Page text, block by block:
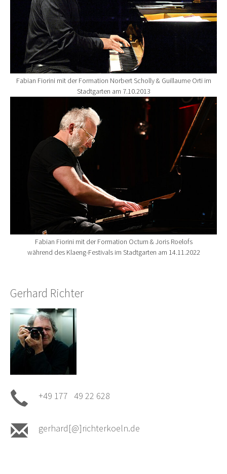
Fabian Fiorini mit der Formation Norbert Scholly & Guillaume Orti im
Stadtgarten am 7.10.2013
Fabian Fiorini mit der Formation Octurn & Joris Roelofs
während des Klaeng-Festivals im Stadtgarten am 14.11.2022
Gerhard Richter
+49 177 49 22 628
gerhard[@]richterkoeln.de